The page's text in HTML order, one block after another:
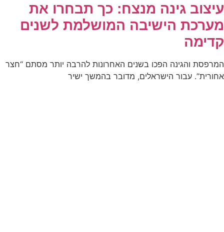
עיצוב גינה מנצח: כך תבחרו את
מערכת הישיבה המושלמת לשנים
קדימה
המרפסת והגינה הפכו בשנים האחרונות להרבה יותר מסתם “חצר
אחורית”. עבור הישראלים, מדובר בהמשך ישיר